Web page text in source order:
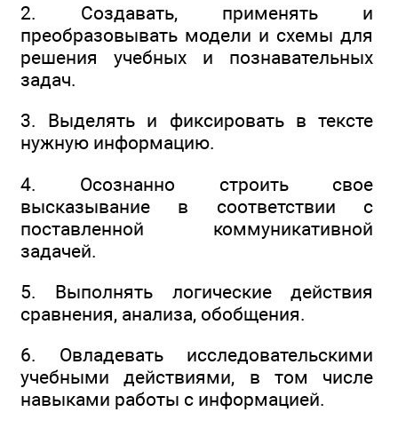
2. Создавать, применять и
преобразовывать модели и схемы для
решения учебных и познавательных
задач.
3. Выделять и фиксировать в тексте
нужную информацию.
4. Осознанно строить свое
высказывание в соответствии с
поставленной коммуникативной
задачей.
5. Выполнять логические действия
сравнения, анализа, обобщения.
6. Овладевать исследовательскими
учебными действиями, в том числе
навыками работы с информацией.